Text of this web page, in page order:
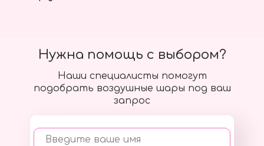
Наши специалисты помогут
подобрать воздушные шары под ваш
запрос
Введите ваше имя
Нужна помощь с выбором?